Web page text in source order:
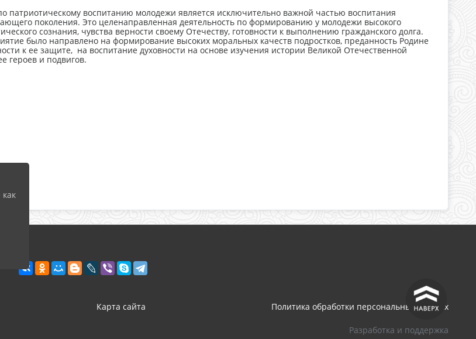
патриотическому воспитанию молодежи является исключительно важной частью воспитания
поколения. Это целенаправленная деятельность по формированию у молодежи высокого
сознания, чувства верности своему Отечеству, готовности к выполнению гражданского долга.
было направлено на формирование высоких моральных качеств подростков, преданность Родине
к ее защите, на воспитание духовности на основе изучения истории Великой Отечественной
героев и подвигов.
^
Карта сайта Политика обработки персональных данных
Разработка и поддержка